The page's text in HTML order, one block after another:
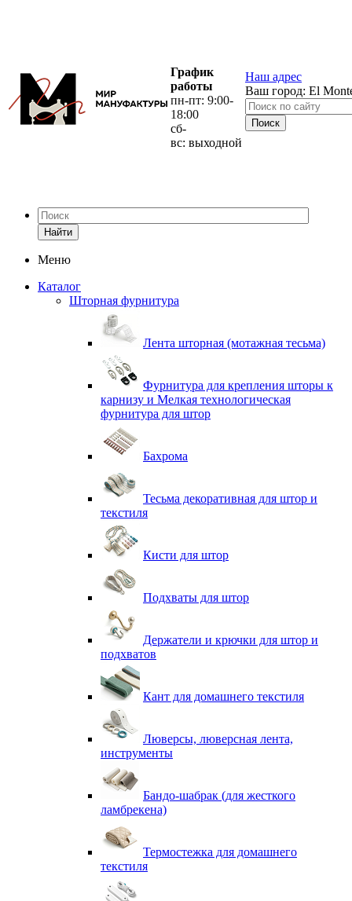
График
работы
пн-пт: 9:00-
18:00
сб-
вс: выходной
Наш адрес
Ваш город: El
Найти
Меню
Каталог
Шторная фурнитура
Лента шторная (мотажная тесьма)
Фурнитура для крепления шторы к
карнизу и Мелкая технологическая
фурнитура для штор
Бахрома
Тесьма декоративная для штор и
текстиля
Кисти для штор
Подхваты для штор
Держатели и крючки для штор и
подхватов
Кант для домашнего текстиля
Люверсы, люверсная лента,
инструменты
Бандо-шабрак (для жесткого
ламбрекена)
Термостежка для домашнего
текстиля